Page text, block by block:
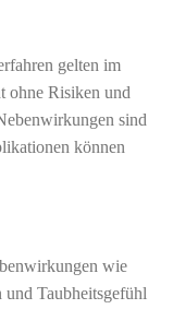
gelten im
ohne Risiken und
sind
können
wie
Taubheitsgefühl